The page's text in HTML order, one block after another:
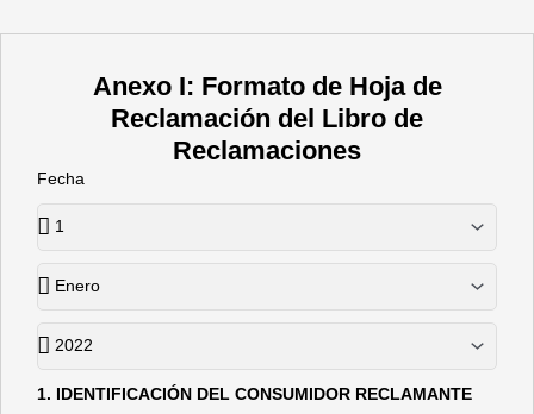
Anexo I: Formato de Hoja de
Reclamación del Libro de
Reclamaciones
Fecha
1. IDENTIFICACIÓN DEL CONSUMIDOR RECLAMANTE